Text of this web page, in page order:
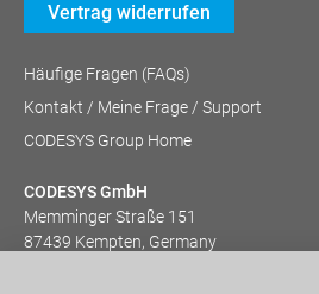
Vertrag widerrufen
Häufige Fragen (FAQs)
Kontakt / Meine Frage / Support
CODESYS Group Home
CODESYS GmbH
Memminger Straße 151
87439 Kempten, Germany